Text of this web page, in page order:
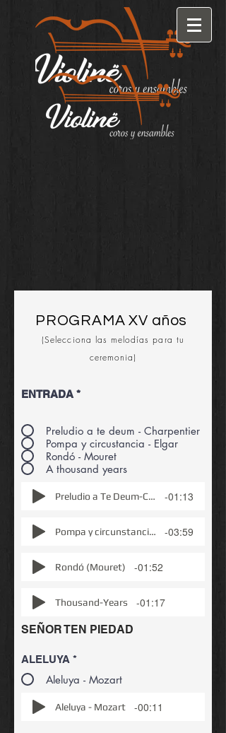
PROGRAMA XV años
(Selecciona las melodías para tu
ceremonia)
ENTRADA *
Preludio a te deum - Charpentier
Pompa y circustancia - Elgar
Rondó - Mouret
A thousand years
Preludio a Te Deum-Charpentier -01:13
Pompa y circunstancia (elgar) -03:59
Rondó (Mouret) -01:52
Thousand-Years -01:17
SEÑOR TEN PIEDAD
ALELUYA *
Aleluya - Mozart
Aleluya - Mozart -00:11